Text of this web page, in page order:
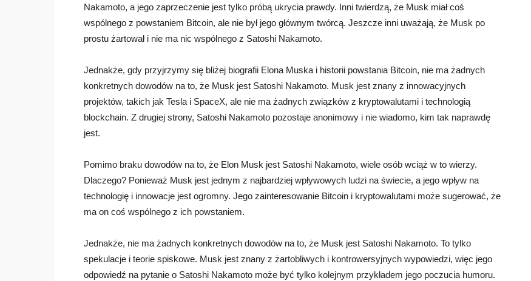
Nakamoto, a jego zaprzeczenie jest tylko próbą ukrycia prawdy. Inni twierdzą, że Musk miał coś
wspólnego z powstaniem Bitcoin, ale nie był jego głównym twórcą. Jeszcze inni uważają, że Musk po
prostu żartował i nie ma nic wspólnego z Satoshi Nakamoto.
Jednakże, gdy przyjrzymy się bliżej biografii Elona Muska i historii powstania Bitcoin, nie ma żadnych
konkretnych dowodów na to, że Musk jest Satoshi Nakamoto. Musk jest znany z innowacyjnych
projektów, takich jak Tesla i SpaceX, ale nie ma żadnych związków z kryptowalutami i technologią
blockchain. Z drugiej strony, Satoshi Nakamoto pozostaje anonimowy i nie wiadomo, kim tak naprawdę
jest.
Pomimo braku dowodów na to, że Elon Musk jest Satoshi Nakamoto, wiele osób wciąż w to wierzy.
Dlaczego? Ponieważ Musk jest jednym z najbardziej wpływowych ludzi na świecie, a jego wpływ na
technologię i innowacje jest ogromny. Jego zainteresowanie Bitcoin i kryptowalutami może sugerować, że
ma on coś wspólnego z ich powstaniem.
Jednakże, nie ma żadnych konkretnych dowodów na to, że Musk jest Satoshi Nakamoto. To tylko
spekulacje i teorie spiskowe. Musk jest znany z żartobliwych i kontrowersyjnych wypowiedzi, więc jego
odpowiedź na pytanie o Satoshi Nakamoto może być tylko kolejnym przykładem jego poczucia humoru.